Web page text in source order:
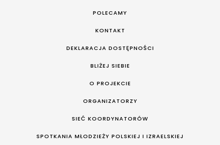
POLECAMY
KONTAKT
DEKLARACJA DOSTĘPNOŚCI
BLIŻEJ SIEBIE
O PROJEKCIE
ORGANIZATORZY
SIEĆ KOORDYNATORÓW
SPOTKANIA MŁODZIEŻY POLSKIEJ I IZRAELSKIEJ